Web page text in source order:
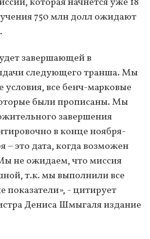
750 млн долл ожидают
завершающей в
следующего транша. Мы
условия, все бенч-марковые
были прописаны. Мы
завершения
в конце ноября-
– это дата, когда возможен
не ожидаем, что миссия
т.к. мы выполнили все
показатели», - цитирует
Дениса Шмыгаля издание